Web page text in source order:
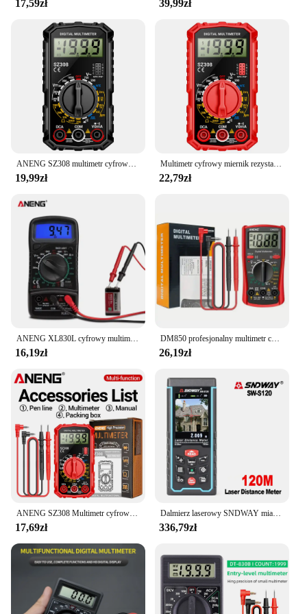
17,59zł 39,99zł
ANENG SZ308 multimetr cyfrowy 1999 zliczeń woltomierz AC/DC amperomierz tester napięcia miernik rezystancji HFE trioda brzęczyk multimetr
19,99zł
Multimetr cyfrowy miernik rezystancji napięcia precyzyjny tester fali prostokątnej HFE trioda brzęczyk multimetr wielofunkcyjny Tester
22,79zł
16,19zł
DM850 profesjonalny multimetr cyfrowy 1999 Tester automatyczna klimatyzacja/DC Votage amperomierz prądu omm sonda testowa profesjonalnego detektor
26,19zł
17,69zł
Dalmierz laserowy SNDWAY miarka funkcja aparatu cyfrowego dalmierz laserowy kątowe narzędzie do dalmierza laserowego
336,79zł